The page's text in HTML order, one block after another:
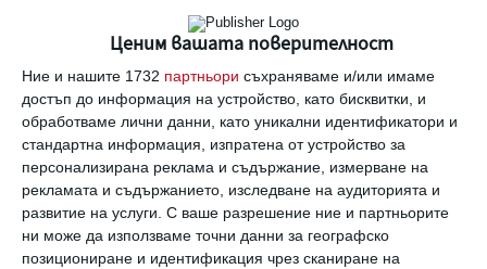
Ценим вашата поверителност
Ние и нашите 1732 партньори съхраняваме и/или имаме
достъп до информация на устройство, като бисквитки, и
обработваме лични данни, като уникални идентификатори и
стандартна информация, изпратена от устройство за
персонализирана реклама и съдържание, измерване на
рекламата и съдържанието, изследване на аудиторията и
развитие на услуги. С ваше разрешение ние и партньорите
ни може да използваме точни данни за географско
позициониране и идентификация чрез сканиране на
Попзвездата и и Айда Филд са женени от 2010
г. Те имат голяма дъщеря Теодора на 5 години
и син Чарлтън на 3.
„Заедно с Теди и Чарли ви молим да уважавате личния ни
живот и да позволите на малката Коко да израсне в
нашата обновена банда от петима!“,пише съпругата
на Роби Уилямс.
Айда Фийлдсурогатна майкаРоби Уилямсбебедъщеря